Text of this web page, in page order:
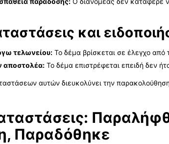
και
τελωνείου: Το δέμα βρίσκεται σε έλεγχο από
αποστολέα: Το δέμα επιστρέφεται επειδή δεν
αυτών διευκολύνει την
Παραδόθηκε